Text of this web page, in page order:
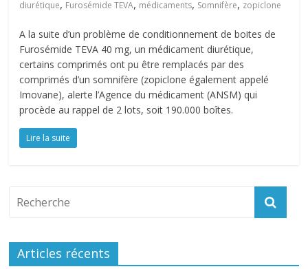
diurétique, Furosémide TEVA, médicaments, Somnifère, zopiclone
A la suite d’un problème de conditionnement de boites de
Furosémide TEVA 40 mg, un médicament diurétique,
certains comprimés ont pu être remplacés par des
comprimés d’un somnifère (zopiclone également appelé
Imovane), alerte l’Agence du médicament (ANSM) qui
procède au rappel de 2 lots, soit 190.000 boîtes.
Lire la suite
Articles récents